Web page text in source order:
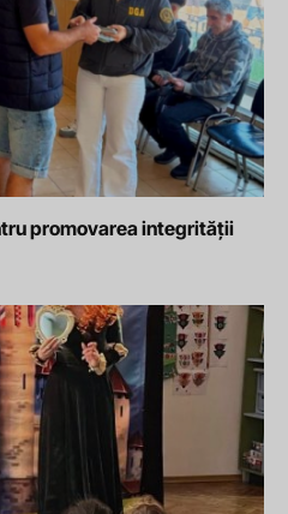
promovarea integrității